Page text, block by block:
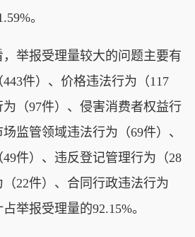
。
报受理量较大的问题主要有
件）、价格违法行为（117
（97件）、侵害消费者权益行
监管领域违法行为（69件）、
件）、违反登记管理行为（28
22件）、合同行政违法行为
举报受理量的92.15%。